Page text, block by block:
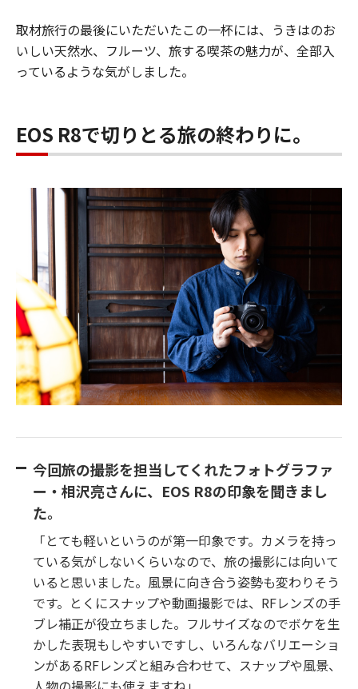
取材旅行の最後にいただいたこの一杯には、うきはのお
いしい天然水、フルーツ、旅する喫茶の魅力が、全部入
っているような気がしました。
EOS R8で切りとる旅の終わりに。
今回旅の撮影を担当してくれたフォトグラファ
ー・相沢亮さんに、EOS R8の印象を聞きまし
た。
「とても軽いというのが第一印象です。カメラを持っ
ている気がしないくらいなので、旅の撮影には向いて
いると思いました。風景に向き合う姿勢も変わりそう
です。とくにスナップや動画撮影では、RFレンズの手
ブレ補正が役立ちました。フルサイズなのでボケを生
かした表現もしやすいですし、いろんなバリエーショ
ンがあるRFレンズと組み合わせて、スナップや風景、